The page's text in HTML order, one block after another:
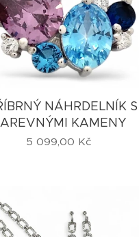
NÁHRDELNÍK S
KAMENY
5 099,00 Kč